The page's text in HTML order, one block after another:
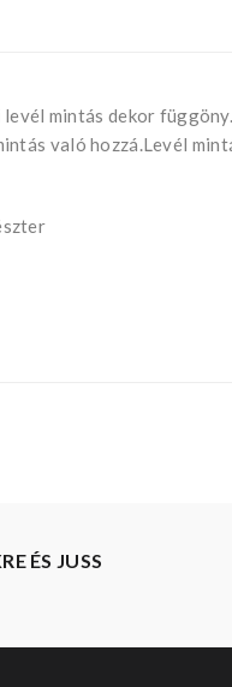
mintás dekor
való hozzá.Levél
ÉS JUSS